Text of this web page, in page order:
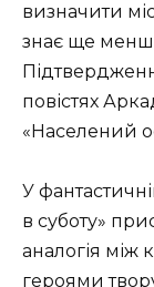
визначити
знає ще
повістях
«Населений
У
в суботу»
аналогія між
героями